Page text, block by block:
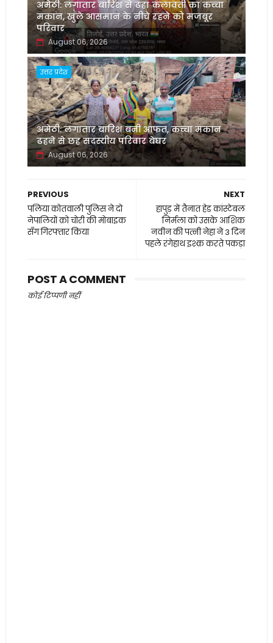
अमेठी: लगातार बारिश से ढहा कलावती का कच्चा
मकान, खुले आसमान के नीचे रहने को मजबूर
परिवार
August 06, 2026
उत्तर प्रदेश
अमेठी: लगातार बारिश बनी आफत, कच्चा मकान
ढहने से छह सदस्यीय परिवार बेघर
August 06, 2026
NEXT
हापुड़ में तैनात हेड कांस्टेबल
निर्मला को उसके आशिक
नवीन की पत्नी नेहा ने 3 दिन
पहले रंगेहाथ इश्क़ करते पकड़ा
PREVIOUS
पलिया कोतवाली पुलिस ने दो
नेपालियों क़ो चोरी की मोबाइक
सँग गिरफ्तार किया
POST A COMMENT
कोई टिप्पणी नहीं